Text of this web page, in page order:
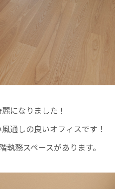
になりました！
通しの良いオフィスです！
務スペースがあります。